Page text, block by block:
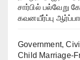
சார்பில் பல்வேறு
கவனயீர்ப்பு
Government,
Child Marriage-